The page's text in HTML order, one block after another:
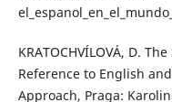
KRATOCHVÍLOVÁ, D.
Reference to English
Approach, Praga: